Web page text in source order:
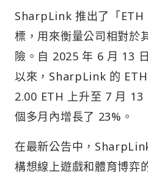
SharpLink 推出了「
標，用來衡量公司相對於
險。自 2025 年 6 月 13
以來，SharpLink 的
2.00 ETH 上升至 7 月
個多月內增長了 23%。
在最新公告中，
構想線上遊戲和體育博弈